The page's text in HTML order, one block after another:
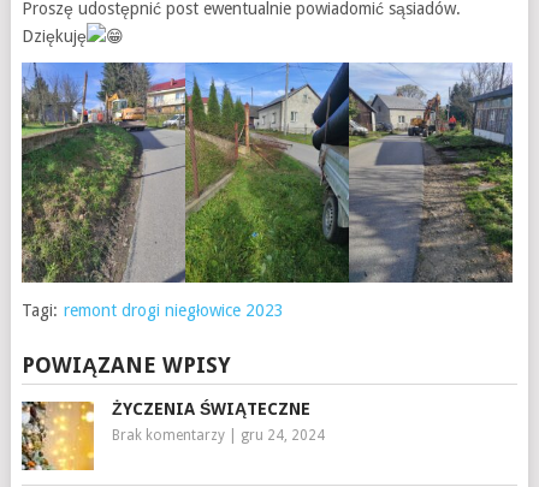
Proszę udostępnić post ewentualnie powiadomić sąsiadów.
Dziękuję
Tagi: remont drogi niegłowice 2023
POWIĄZANE WPISY
ŻYCZENIA ŚWIĄTECZNE
Brak komentarzy| gru 24, 2024